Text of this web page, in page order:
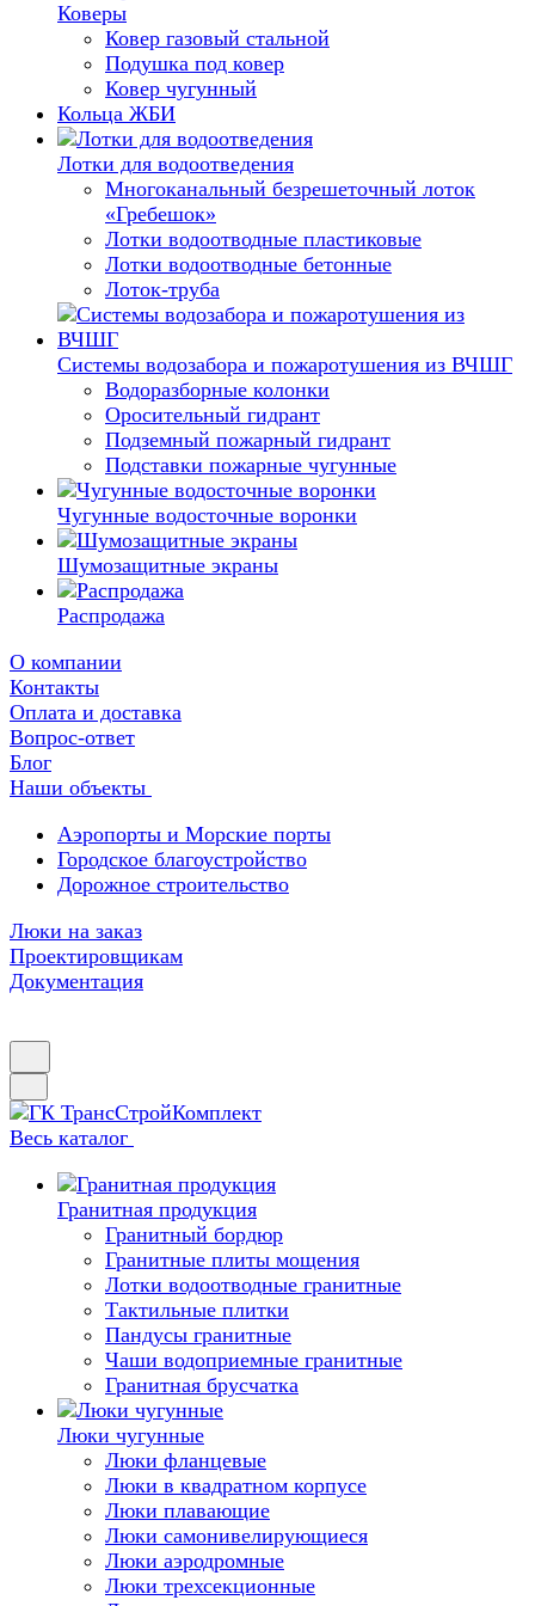
Коверы
Ковер газовый стальной
Подушка под ковер
Ковер чугунный
Кольца ЖБИ
Лотки для водоотведения
Многоканальный безрешеточный лоток
«Гребешок»
Лотки водоотводные пластиковые
Лотки водоотводные бетонные
Лоток-труба
Системы водозабора и пожаротушения из ВЧШГ
Водоразборные колонки
Оросительный гидрант
Подземный пожарный гидрант
Подставки пожарные чугунные
Чугунные водосточные воронки
Шумозащитные экраны
Распродажа
О компании
Контакты
Оплата и доставка
Вопрос-ответ
Блог
Наши объекты
Аэропорты и Морские порты
Городское благоустройство
Дорожное строительство
Люки на заказ
Проектировщикам
Документация
Весь каталог
Гранитная продукция
Гранитный бордюр
Гранитные плиты мощения
Лотки водоотводные гранитные
Тактильные плитки
Пандусы гранитные
Чаши водоприемные гранитные
Гранитная брусчатка
Люки чугунные
Люки фланцевые
Люки в квадратном корпусе
Люки плавающие
Люки самонивелирующиеся
Люки аэродромные
Люки трехсекционные